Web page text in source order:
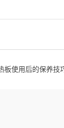
板使用后的保养技